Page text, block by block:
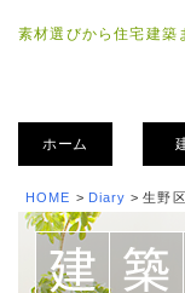
素材選びから住宅建築
ホーム
HOME > Diary > 生野